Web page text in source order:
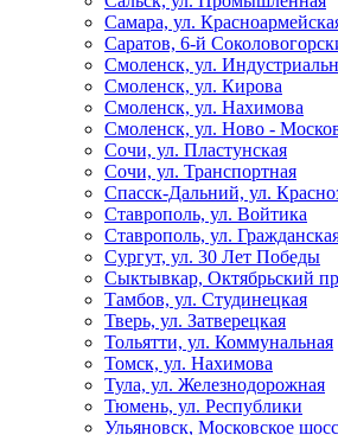
Самара, ул.
Саратов, 6-й
Смоленск, ул.
Смоленск, ул. Кирова
Смоленск, ул. Нахимова
Смоленск, ул. Ново -
Сочи, ул. Пластунская
Сочи, ул. Транспортная
Спасск-Дальний, ул.
Ставрополь, ул. Войтика
Ставрополь, ул.
Сургут, ул. 30 Лет Победы
Сыктывкар, Октябрьский
Тамбов, ул. Студинецкая
Тверь, ул. Затверецкая
Тольятти, ул. Коммунальная
Томск, ул. Нахимова
Тула, ул. Железнодорожная
Тюмень, ул. Республики
Ульяновск, Московское